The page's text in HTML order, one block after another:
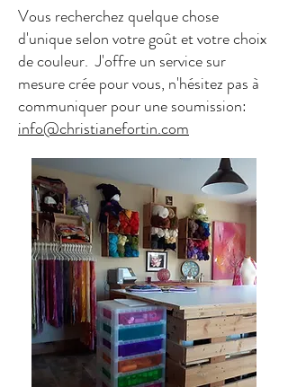
Vous recherchez quelque chose
d'unique selon votre goût et votre choix
de couleur. J'offre un service sur
mesure crée pour vous, n'hésitez pas à
communiquer pour une soumission:
info@christianefortin.com